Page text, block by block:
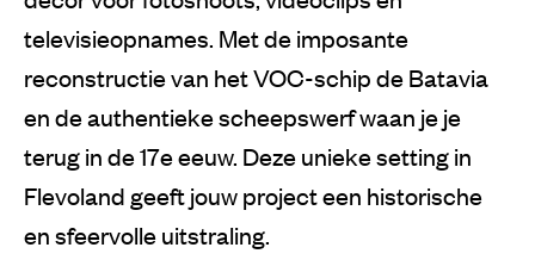
televisieopnames. Met de imposante
reconstructie van het VOC-schip de Batavia
en de authentieke scheepswerf waan je je
terug in de 17e eeuw. Deze unieke setting in
Flevoland geeft jouw project een historische
en sfeervolle uitstraling.